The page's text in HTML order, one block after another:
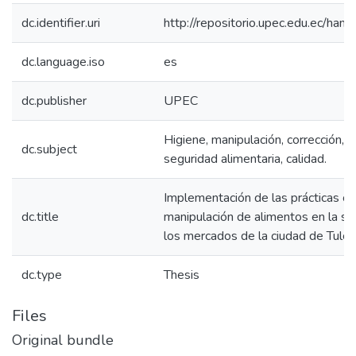
dc.identifier.uri http://repositorio.upec.edu.ec/
dc.language.iso es
dc.publisher UPEC
dc.subject
Higiene, manipulación, corrección,
seguridad alimentaria, calidad.
dc.title
Implementación de las prácticas
manipulación de alimentos en la
los mercados de la ciudad de
dc.type Thesis
Files
Original bundle